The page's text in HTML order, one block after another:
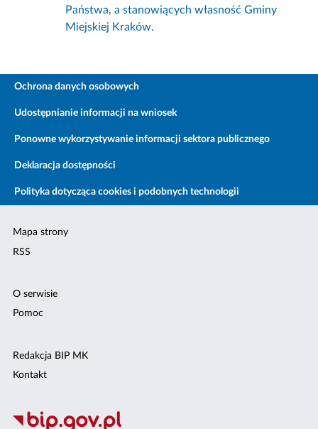
Państwa, a stanowiących własność Gminy
Miejskiej Kraków.
Ochrona danych osobowych
Udostępnianie informacji na wniosek
Ponowne wykorzystywanie informacji sektora publicznego
Deklaracja dostępności
Polityka dotycząca cookies i podobnych technologii
Mapa strony
RSS
O serwisie
Pomoc
Redakcja BIP MK
Kontakt